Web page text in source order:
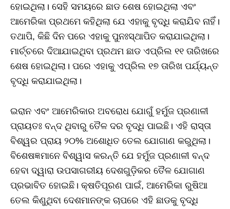
ହୋଇଥିଲା। ସେହି ସମୟରେ ଛାଡ ଶେଷ ହୋଇଥିଲା ଏବଂ
ଆମେରିକା ପ୍ରଥମେ କହିଥିଲା ଯେ ଏହାକୁ ବୃଦ୍ଧି କରାଯିବ ନାହିଁ।
ତଥାପି, କିଛି ଦିନ ପରେ ଏହାକୁ ପୁନଃସ୍ଥାପିତ କରାଯାଇଥିଲା।
ମାର୍ଚ୍ଚରେ ଦିଆଯାଇଥିବା ପ୍ରଥମ ଛାଡ ଏପ୍ରିଲ ୧୧ ତାରିଖରେ
ଶେଷ ହୋଇଥିଲା। ପରେ ଏହାକୁ ଏପ୍ରିଲ ୧୭ ତାରିଖ ପର୍ଯ୍ୟନ୍ତ
ବୃଦ୍ଧି କରାଯାଇଥିଲା।
ଇରାନ ଏବଂ ଆମେରିକାର ଅବରୋଧ ଯୋଗୁଁ ହର୍ମୁଜ ପ୍ରଣାଳୀ
ପ୍ରାୟତଃ ବନ୍ଦ ଥିବାରୁ ତୈଳ ଦର ବୃଦ୍ଧି ପାଇଛି। ଏହି ରାସ୍ତା
ବିଶ୍ୱର ପ୍ରାୟ ୨୦% ଅଶୋଧିତ ତେଲ ଯୋଗାଣ କରୁଥିଲା।
ବିଶେଷଜ୍ଞମାନେ ବିଶ୍ୱାସ କରନ୍ତି ଯେ ହର୍ମୁଜ ପ୍ରଣାଳୀ ବନ୍ଦ
ହେବା ଦ୍ୱାରା ଉପସାଗରୀୟ ଦେଶଗୁଡ଼ିକର ତୈଳ ଯୋଗାଣ
ପ୍ରଭାବିତ ହୋଇଛି। କ୍ଷତିପୂରଣ ପାଇଁ, ଆମେରିକା ରୁଷିଆ
ତେଲ କିଣୁଥିବା ଦେଶମାନଙ୍କ ଚାପରେ ଏହି ଛାଡକୁ ବୃଦ୍ଧି